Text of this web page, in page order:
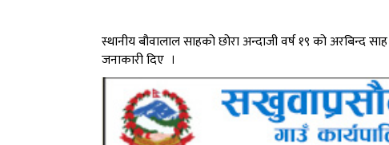
स्थानीय बौवालाल साहको छोरा अन्दाजी वर्ष १९ को
जनाकारी दिए ।